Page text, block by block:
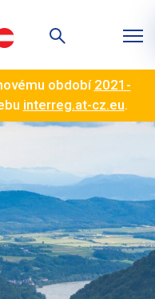
období2021-
interreg.at-cz.eu.